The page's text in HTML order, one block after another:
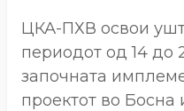
ЦКА-ПХВ освои
периодот од 14
започната
проектот во Босна